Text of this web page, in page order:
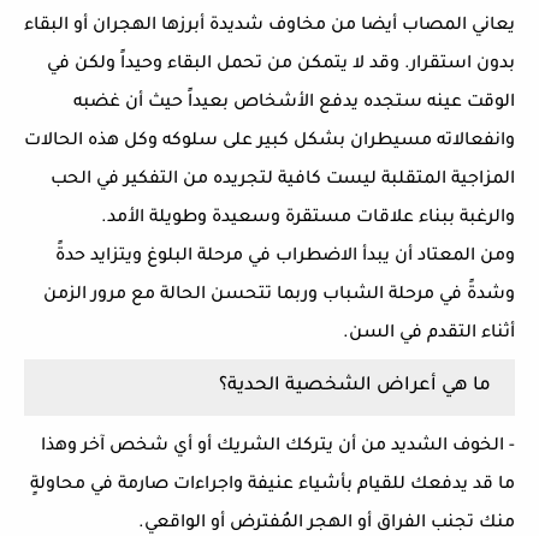
يعاني المصاب أيضا من مخاوف شديدة أبرزها الهجران أو البقاء
بدون استقرار. وقد لا يتمكن من تحمل البقاء وحيداً ولكن في
الوقت عينه ستجده يدفع الأشخاص بعيداً حيث أن غضبه
وانفعالاته مسيطران بشكل كبير على سلوكه وكل هذه الحالات
المزاجية المتقلبة ليست كافية لتجريده من التفكير في الحب
والرغبة ببناء علاقات مستقرة وسعيدة وطويلة الأمد.
ومن المعتاد أن يبدأ الاضطراب في مرحلة البلوغ ويتزايد حدةً
وشدةً في مرحلة الشباب وربما تتحسن الحالة مع مرور الزمن
أثناء التقدم في السن.
ما هي أعراض الشخصية الحدية؟
- الخوف الشديد من أن يتركك الشريك أو أي شخص آخر وهذا
ما قد يدفعك للقيام بأشياء عنيفة واجراءات صارمة في محاولةٍ
منك تجنب الفراق أو الهجر المُفترض أو الواقعي.